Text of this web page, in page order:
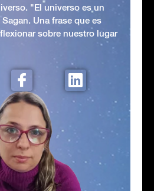
"El universo es un
Una frase que es
sobre nuestro lugar